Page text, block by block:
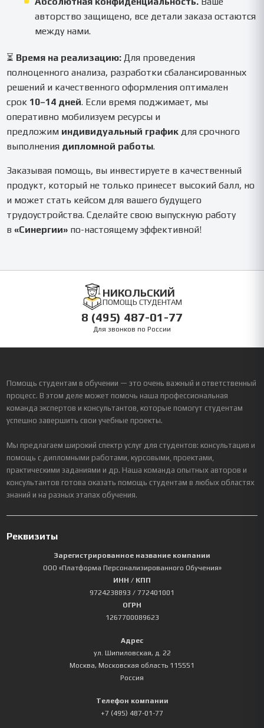
авторство защищено, все детали заказа остаются
между нами.
⏳ Время на реализацию: Для проведения
полноценного анализа, разработки сбалансированных
решений и качественного оформления оптимален
срок 10–14 дней. Если время поджимает, мы
оперативно мобилизуем ресурсы и
предложим индивидуальный график для срочного
выполнения дипломной работы.
Заказывая помощь, вы инвестируете в качественный
продукт, который не только принесет высокий балл, но
и может стать кейсом для вашего будущего
трудоустройства. Сделайте свою выпускную работу
в«Синергии» по-настоящему эффективной!
НИКОЛЬСКИЙ
ПОМОЩЬ СТУДЕНТАМ
8 (495) 487-01-77
Для звонков по России
Помощь студентам в обучении — это очень важный и ответственный
процесс. В этом деле может помочь наша профессиональная
команда экспертов и консультантов, которые помогут студентам
успешно завершить свои учебные проекты.
Мы предлагаем широкий спектр услуг для студентов: консультация и
помощь с дипломными работами, курсовыми, проектами,
практическими заданиями и др. Наша команда опытных авторов и
консультантов готова оказать помощь студентам в любых областях
знаний и на разных этапах обучения.
Реквизиты
Зарегистрированное название компании
ООО «Платформа Персонализированного Обучения»
ИНН / КПП
9724238893 / 772401001
ОГРН
1267700089623
Адрес
ул. Шипиловская, д. 22
Москва, Московская область 115551
Россия
Телефон компании
+7 (495) 487-01-77